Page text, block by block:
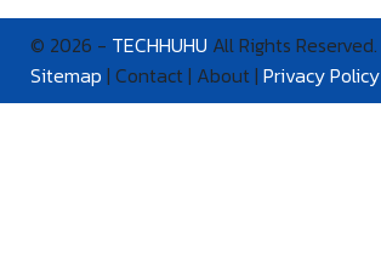
© 2026 - TECHHUHU All Rights Reserved.
Sitemap | Contact | About | Privacy Policy